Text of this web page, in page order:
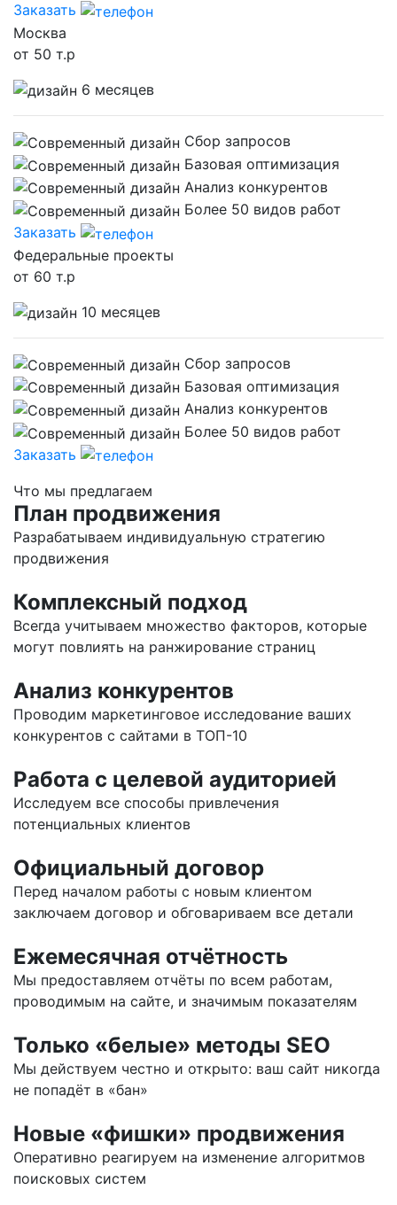
Заказать
Москва
от 50 т.р
6 месяцев
Сбор запросов
Базовая оптимизация
Анализ конкурентов
Более 50 видов работ
Заказать
Федеральные проекты
от 60 т.р
10 месяцев
Сбор запросов
Базовая оптимизация
Анализ конкурентов
Более 50 видов работ
Заказать
Что мы предлагаем
План продвижения
Разрабатываем индивидуальную стратегию
продвижения
Комплексный подход
Всегда учитываем множество факторов, которые
могут повлиять на ранжирование страниц
Анализ конкурентов
Проводим маркетинговое исследование ваших
конкурентов с сайтами в ТОП-10
Работа с целевой аудиторией
Исследуем все способы привлечения
потенциальных клиентов
Официальный договор
Перед началом работы с новым клиентом
заключаем договор и обговариваем все детали
Ежемесячная отчётность
Мы предоставляем отчёты по всем работам,
проводимым на сайте, и значимым показателям
Только «белые» методы SEO
Мы действуем честно и открыто: ваш сайт никогда
не попадёт в «бан»
Новые «фишки» продвижения
Оперативно реагируем на изменение алгоритмов
поисковых систем